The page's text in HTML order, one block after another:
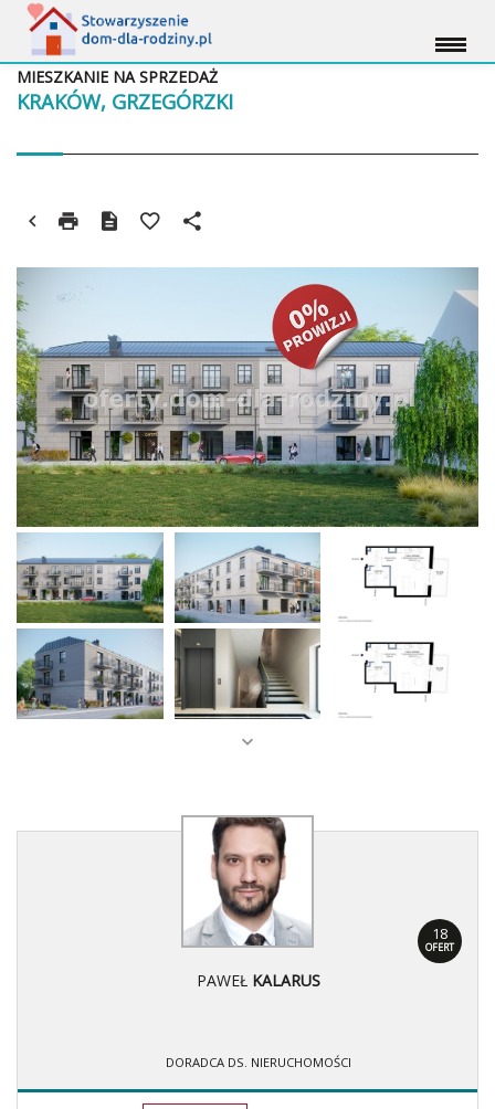
KRAKÓW, GRZEGÓRZKI
MIESZKANIE NA SPRZEDAŻ
18
OFERT
PAWEŁ KALARUS
DORADCA DS. NIERUCHOMOŚCI